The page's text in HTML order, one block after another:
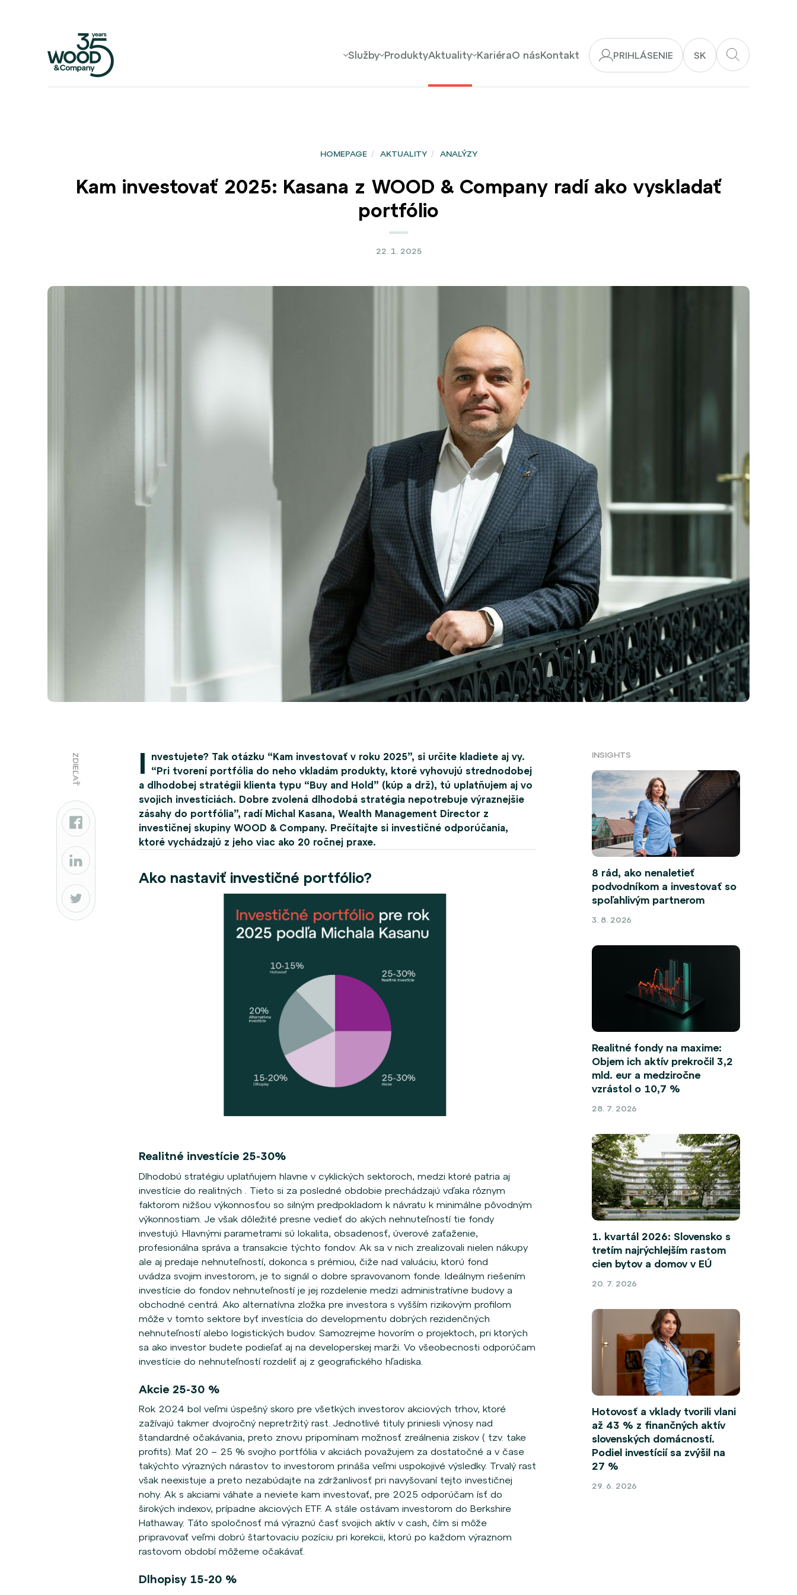
PRIHLÁSENIE SK
Služby ProduktyAktuality KariéraO násKontakt
HOMEPAGE / AKTUALITY / ANALÝZY
Kam investovať 2025: Kasana z WOOD & Company radí ako vyskladať
portfólio
22. 1. 2025
ZDIEĽAŤ I
nvestujete? Tak otázku “Kam investovať v roku 2025”, si určite kladiete aj vy.
“Pri tvorení portfólia do neho vkladám produkty, ktoré vyhovujú strednodobej
a dlhodobej stratégii klienta typu “Buy and Hold” (kúp a drž), tú uplatňujem aj vo
svojich investíciách. Dobre zvolená dlhodobá stratégia nepotrebuje výraznejšie
zásahy do portfólia”, radí Michal Kasana, Wealth Management Director z
investičnej skupiny WOOD & Company. Prečítajte si investičné odporúčania,
ktoré vychádzajú z jeho viac ako 20 ročnej praxe.
Ako nastaviť investičné portfólio?
Realitné investície 25-30%
Dlhodobú stratégiu uplatňujem hlavne v cyklických sektoroch, medzi ktoré patria aj
investície do realitných . Tieto si za posledné obdobie prechádzajú vďaka rôznym
faktorom nižšou výkonnosťou so silným predpokladom k návratu k minimálne pôvodným
výkonnostiam. Je však dôležité presne vedieť do akých nehnuteľností tie fondy
investujú. Hlavnými parametrami sú lokalita, obsadenosť, úverové zaťaženie,
profesionálna správa a transakcie týchto fondov. Ak sa v nich zrealizovali nielen nákupy
ale aj predaje nehnuteľností, dokonca s prémiou, čiže nad valuáciu, ktorú fond
uvádza svojim investorom, je to signál o dobre spravovanom fonde. Ideálnym riešením
investície do fondov nehnuteľností je jej rozdelenie medzi administratívne budovy a
obchodné centrá. Ako alternatívna zložka pre investora s vyšším rizikovým profilom
môže v tomto sektore byť investícia do developmentu dobrých rezidenčných
nehnuteľností alebo logistických budov. Samozrejme hovorím o projektoch, pri ktorých
sa ako investor budete podieľať aj na developerskej marži. Vo všeobecnosti odporúčam
investície do nehnuteľností rozdeliť aj z geografického hľadiska.
Akcie 25-30 %
Rok 2024 bol veľmi úspešný skoro pre všetkých investorov akciových trhov, ktoré
zažívajú takmer dvojročný nepretržitý rast. Jednotlivé tituly priniesli výnosy nad
štandardné očakávania, preto znovu pripomínam možnosť zreálnenia ziskov ( tzv. take
profits). Mať 20 – 25 % svojho portfólia v akciách považujem za dostatočné a v čase
takýchto výrazných nárastov to investorom prináša veľmi uspokojivé výsledky. Trvalý rast
však neexistuje a preto nezabúdajte na zdržanlivosť pri navyšovaní tejto investičnej
nohy. Ak s akciami váhate a neviete kam investovať, pre 2025 odporúčam ísť do
širokých indexov, prípadne akciových ETF. A stále ostávam investorom do Berkshire
Hathaway. Táto spoločnosť má výraznú časť svojich aktív v cash, čím si môže
pripravovať veľmi dobrú štartovaciu pozíciu pri korekcii, ktorú po každom výraznom
rastovom období môžeme očakávať.
Dlhopisy 15-20 %
INSIGHTS
8 rád, ako nenaletieť
podvodníkom a investovať so
spoľahlivým partnerom
3. 8. 2026
Realitné fondy na maxime:
Objem ich aktív prekročil 3,2
mld. eur a medziročne
vzrástol o 10,7 %
28. 7. 2026
1. kvartál 2026: Slovensko s
tretím najrýchlejším rastom
cien bytov a domov v EÚ
20. 7. 2026
Hotovosť a vklady tvorili vlani
až 43 % z finančných aktív
slovenských domácností.
Podiel investícií sa zvýšil na
27 %
29. 6. 2026